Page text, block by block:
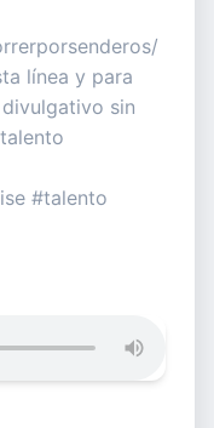
línea y para
sin
#talento